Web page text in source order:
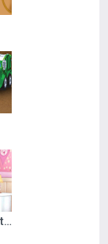
De Speelgoeddokter